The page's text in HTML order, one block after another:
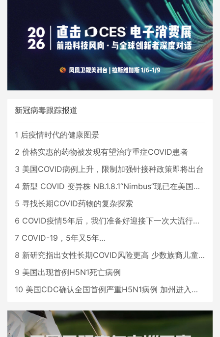
将于3月31 日- 4月1日盛大开启，目
前招聘会已进入最后倒计时！“2021
北美名校线上招聘会”是首次在线上
举办、众多国际名企支持、2W+本
硕博名校留学生热情参与的年
新冠病毒跟踪报道
1 后疫情时代的健康图景
2 价格实惠的药物被发现有望治疗重症COVID患者
3 美国COVID病例上升，限制加强针接种政策即将出台
4 新型 COVID 变异株 NB.1.8.1“Nimbus”现已在美国占据主导地位
5 寻找长期COVID药物的复杂探索
6 COVID疫情5年后，我们准备好迎接下一次大流行了吗？
7 COVID-19，5年又5年…
8 新研究指出女性长期COVID风险更高 少数族裔儿童存在差异
9 美国出现首例H5N1死亡病例
10 美国CDC确认全国首例严重H5N1病例 加州进入紧急状态